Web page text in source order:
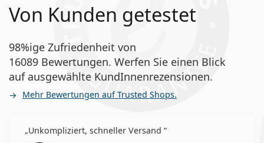
Von Kunden getestet
98%ige Zufriedenheit von
16089 Bewertungen. Werfen Sie einen Blick
auf ausgewählte KundInnenrezensionen.
Mehr Bewertungen auf Trusted Shops.
Unkompliziert, schneller Versand